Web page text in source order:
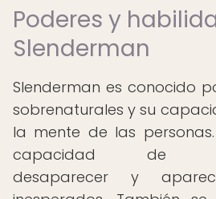
Poderes y
Slenderman
Slenderman es conocido
sobrenaturales y su
la mente de las
capacidad de
desaparecer y